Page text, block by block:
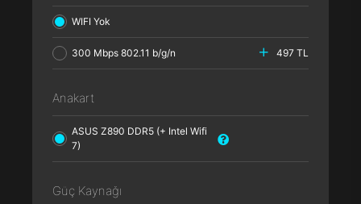
WIFI Yok
300 Mbps 802.11 b/g/n 497 TL
Anakart
ASUS Z890 DDR5 (+ Intel Wifi
7)
Güç Kaynağı